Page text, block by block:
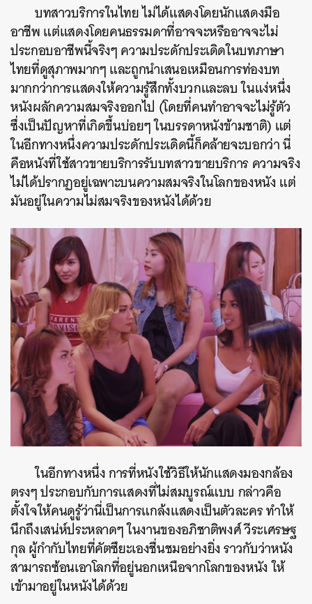
บทสาวบริการในไทย ไม่ได้แสดงโดยนักแสดงมือ
อาชีพ แต่แสดงโดยคนธรรมดาที่อาจจะหรืออาจจะไม่
ประกอบอาชีพนี้จริงๆ ความประดักประเดิดในบทภาษา
ไทยที่ดูสุภาพมากๆ และถูกนำเสนอเหมือนการท่องบท
มากกว่าการแสดงให้ความรู้สึกทั้งบวกและลบ ในแง่หนึ่ง
หนังผลักความสมจริงออกไป ​(โดยที่คนทำอาจจะไม่รู้ตัว
ซึ่งเป็นปัญหาที่เกิดขึ้นบ่อยๆ ในบรรดาหนังข้ามชาติ) แต่
ในอีกทางหนึ่งความประดักประเดิดนี้ก็คล้ายจะบอกว่า นี่
คือหนังที่ใช้สาวขายบริการรับบทสาวขายบริการ ความจริง
ไม่ได้ปรากฏอยู่เฉพาะบนความสมจริงในโลกของหนัง แต่
มันอยู่ในความไม่สมจริงของหนังได้ด้วย
ในอีกทางหนึ่ง การที่หนังใช้วิธีให้นักแสดงมองกล้อง
ตรงๆ ประกอบกับการแสดงที่ไม่สมบูรณ์แบบ กล่าวคือ
ตั้งใจให้คนดูรู้ว่านี่เป็นการแกล้งแสดงเป็นตัวละคร ทำให้
นึกถึงเสน่ห์ประหลาดๆ ในงานของอภิชาติพงศ์ วีระเศรษฐ
กุล ผู้กำกับไทยที่คัตซึยะเองชื่นชมอย่างยิ่ง ราวกับว่าหนัง
สามารถซ้อนเอาโลกที่อยู่นอกเหนือจากโลกของหนัง ให้
เข้ามาอยู่ในหนังได้ด้วย
SHARE TWEET LINE EMAIL